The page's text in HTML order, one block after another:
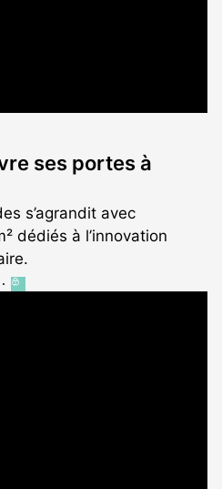
ses portes à
s’agrandit avec
dédiés à l’innovation
Cet